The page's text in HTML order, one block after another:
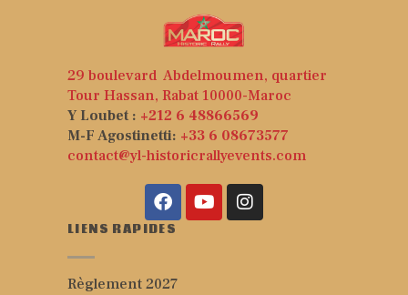
29 boulevard Abdelmoumen, quartier
Tour Hassan, Rabat 10000-Maroc
Y Loubet : +212 6 48866569
M-F Agostinetti: +33 6 08673577
contact@yl-historicrallyevents.com
LIENS RAPIDES
Règlement 2027